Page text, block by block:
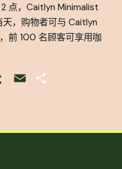
点，Caitlyn Minimalist
，购物者可与 Caitlyn
前 100 名顾客可享用咖
TumblrEmail